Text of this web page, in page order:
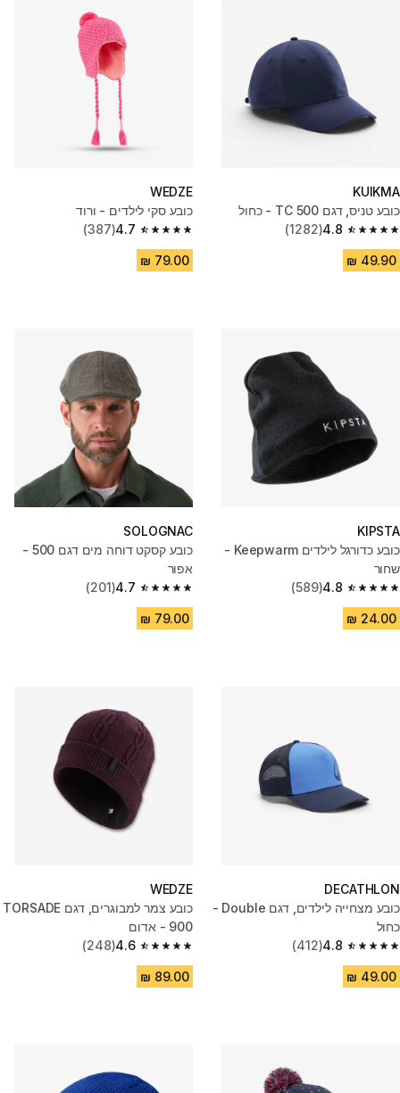
KUIKMA
כובע טניס, דגם TC 500 - כחול
4.8
4.8 out of 5 stars from 1282 reviews
(1282)
WEDZE
כובע סקי לילדים - ורוד
4.7
4.7 out of 5 stars from 387 reviews
(387)
KIPSTA
כובע כדורגל לילדים Keepwarm -
שחור
4.8
4.8 out of 5 stars from 589 reviews
(589)
SOLOGNAC
כובע קסקט דוחה מים דגם 500 -
אפור
4.7
4.7 out of 5 stars from 201 reviews
(201)
DECATHLON
כובע מצחייה לילדים, דגם Double -
כחול
4.8
4.8 out of 5 stars from 412 reviews
(412)
WEDZE
כובע צמר למבוגרים, דגם TORSADE
900 - אדום
4.6
4.6 out of 5 stars from 248 reviews
(248)